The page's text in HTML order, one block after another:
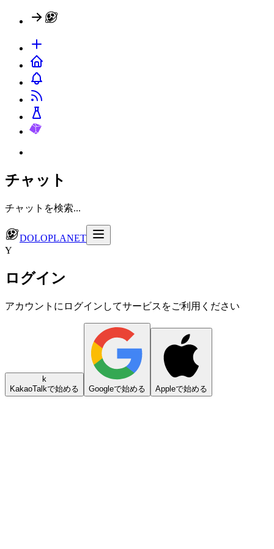
チャット
チャットを検索...
DOLOPLANET
Y
ログイン
アカウントにログインしてサービスをご利用ください
k
KakaoTalkで始める
Googleで始める Appleで始める